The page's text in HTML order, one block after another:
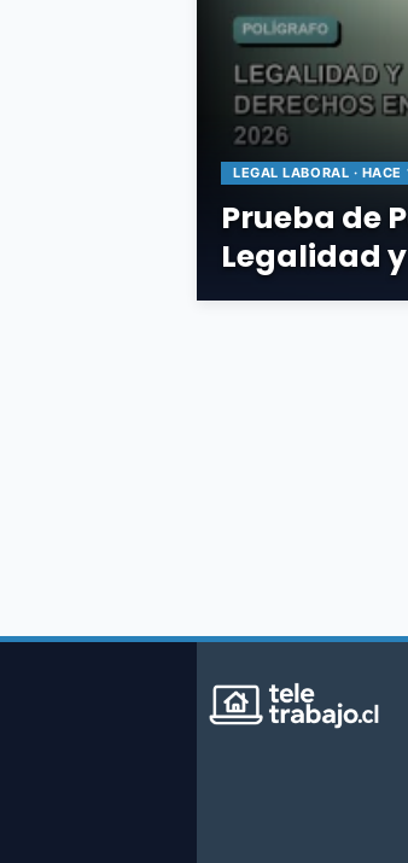
LEGAL LABORAL · HACE
Prueba de
Legalidad